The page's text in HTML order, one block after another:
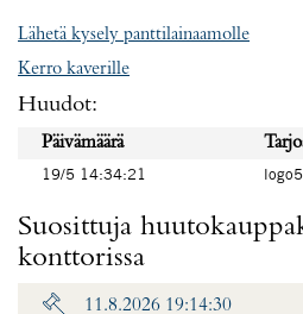
Lähetä kysely panttilainaamolle
Kerro kaverille
Huudot:
Päivämäärä
19/5 14:34:21
Suosittuja
konttorissa
11.8.2026 19:14:30